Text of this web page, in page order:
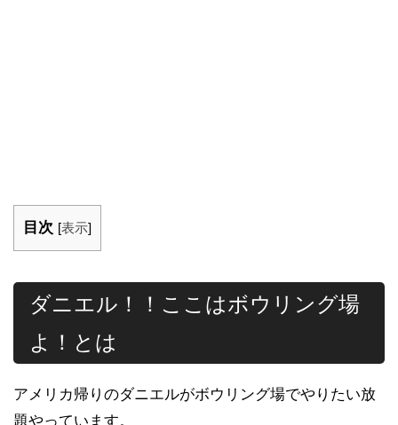
目次 [表示]
ダニエル！！ここはボウリング場
よ！とは
アメリカ帰りのダニエルがボウリング場でやりたい放
題やっています。